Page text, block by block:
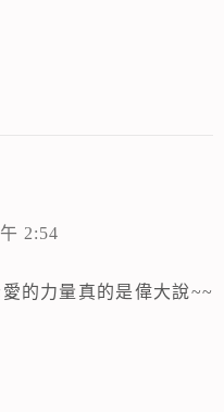
2:54
的力量真的是偉大說~~